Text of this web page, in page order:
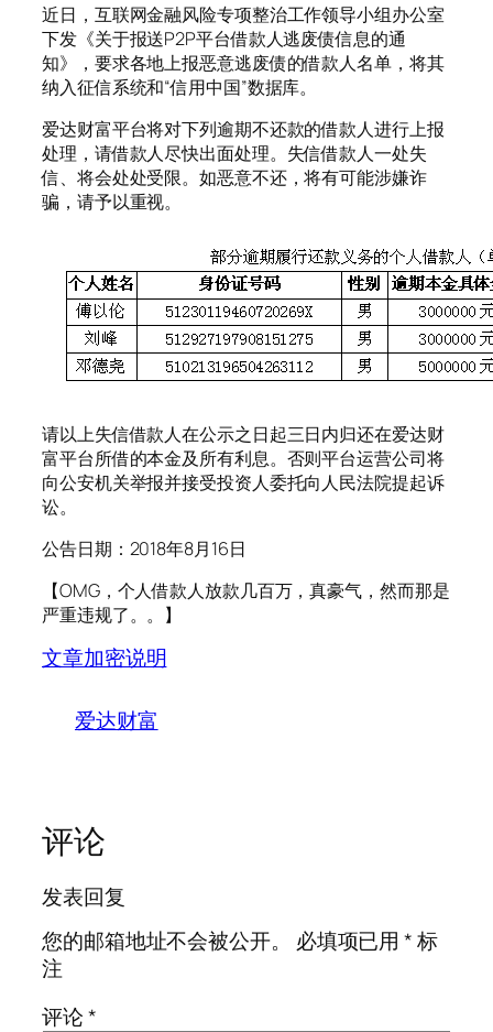
近日，互联网金融风险专项整治工作领导小组办公室
下发《关于报送P2P平台借款人逃废债信息的通
知》，要求各地上报恶意逃废债的借款人名单，将其
纳入征信系统和“信用中国”数据库。
爱达财富平台将对下列逾期不还款的借款人进行上报
处理，请借款人尽快出面处理。失信借款人一处失
信、将会处处受限。如恶意不还，将有可能涉嫌诈
骗，请予以重视。
请以上失信借款人在公示之日起三日内归还在爱达财
富平台所借的本金及所有利息。否则平台运营公司将
向公安机关举报并接受投资人委托向人民法院提起诉
讼。
公告日期：2018年8月16日
【OMG，个人借款人放款几百万，真豪气，然而那是
严重违规了。。】
文章加密说明
爱达财富
评论
发表回复
您的邮箱地址不会被公开。
必填项已用*标
注
评论*